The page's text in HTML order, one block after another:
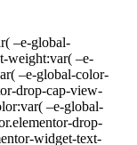
–e-global-
weight:var( –e-
–e-global-color-
drop-cap-view-
–e-global-
drop-
widget-text-